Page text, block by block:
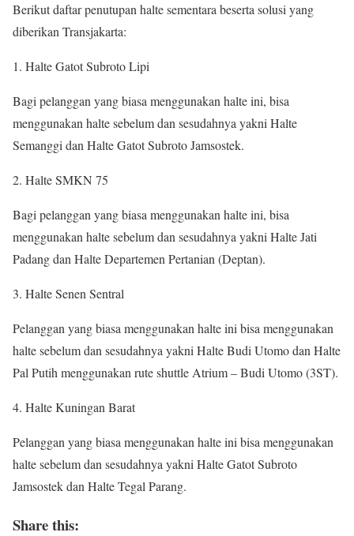
Berikut daftar penutupan halte sementara beserta solusi yang
diberikan Transjakarta:
Halte Gatot Subroto Lipi
Bagi pelanggan yang biasa menggunakan halte ini, bisa
menggunakan halte sebelum dan sesudahnya yakni Halte
Semanggi dan Halte Gatot Subroto Jamsostek.
Halte SMKN 75
Bagi pelanggan yang biasa menggunakan halte ini, bisa
menggunakan halte sebelum dan sesudahnya yakni Halte Jati
Padang dan Halte Departemen Pertanian (Deptan).
Halte Senen Sentral
Pelanggan yang biasa menggunakan halte ini bisa menggunakan
halte sebelum dan sesudahnya yakni Halte Budi Utomo dan Halte
Pal Putih menggunakan rute shuttle Atrium – Budi Utomo (3ST).
Halte Kuningan Barat
Pelanggan yang biasa menggunakan halte ini bisa menggunakan
halte sebelum dan sesudahnya yakni Halte Gatot Subroto
Jamsostek dan Halte Tegal Parang.
Share this: